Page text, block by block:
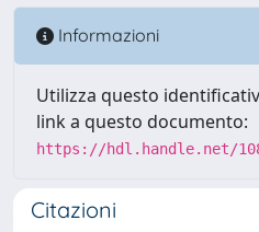
Informazioni
Utilizza questo
link a questo documento:
https://hdl.handle.net/
Citazioni